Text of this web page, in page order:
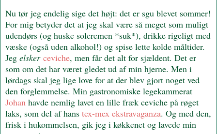
Nu tør jeg endelig sige det højt: det er sgu blevet sommer!
For mig betyder det at jeg skal være så meget som muligt
udendørs (og huske solcremen *suk*), drikke rigeligt med
væske (også uden alkohol!) og spise lette kolde måltider.
Jeg elsker ceviche, men får det alt for sjældent. Det er
som om det har været gledet ud af min hjerne. Men i
lørdags skal jeg lige love for at der blev gjort noget ved
den forglemmelse. Min gastronomiske legekammerat
Johan havde nemlig lavet en lille fræk ceviche på røget
laks, som del af hans tex-mex ekstravaganza. Og med den,
frisk i hukommelsen, gik jeg i køkkenet og lavede min